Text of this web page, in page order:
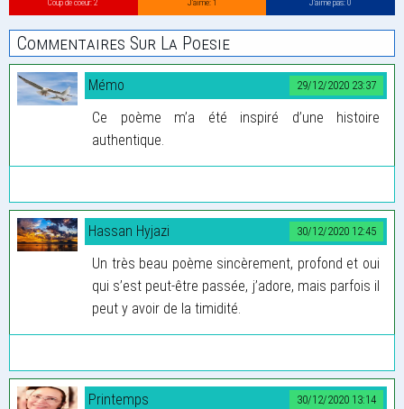
Coup de coeur: 2 J’aime: 1 J’aime pas: 0
Commentaires Sur La Poesie
29/12/2020 23:37
Mémo
Ce poème m’a été inspiré d’une histoire
authentique.
30/12/2020 12:45
Hassan Hyjazi
Un très beau poème sincèrement, profond et oui
qui s’est peut-être passée, j’adore, mais parfois il
peut y avoir de la timidité.
30/12/2020 13:14
Printemps